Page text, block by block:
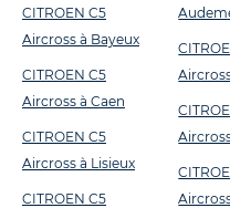
CITROEN C5
Aircross à Bayeux
CITROEN C5
Aircross à Caen
CITROEN C5
Aircross à Lisieux
CITROEN C5